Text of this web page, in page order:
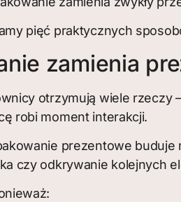
pięć praktycznych
zamienia
otrzymują wiele
robi moment interakcji.
prezentowe
czy odkrywanie kolejnych